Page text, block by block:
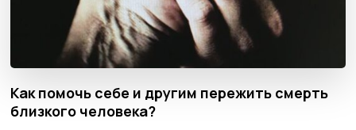
Как помочь себе и другим пережить смерть
близкого человека?